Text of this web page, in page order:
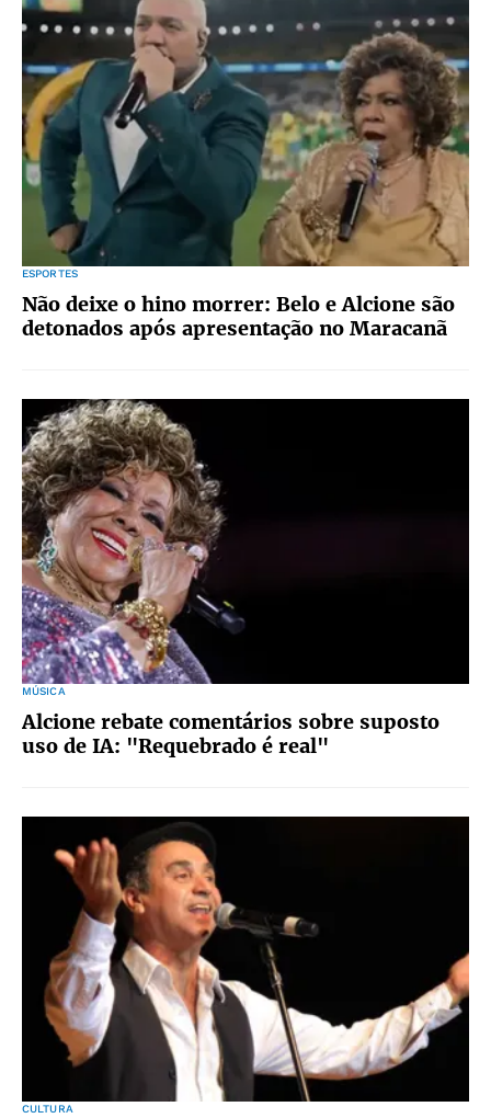
ESPORTES
Não deixe o hino morrer: Belo e Alcione são
detonados após apresentação no Maracanã
MÚSICA
Alcione rebate comentários sobre suposto
uso de IA: "Requebrado é real"
CULTURA